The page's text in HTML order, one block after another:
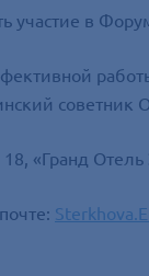
участие в
«Гранд